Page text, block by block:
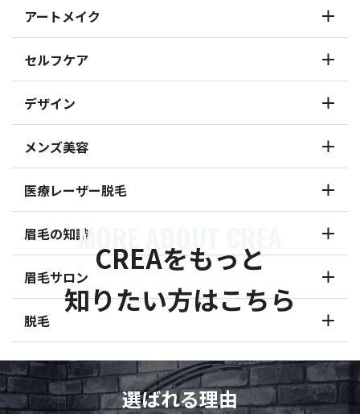
アートメイク
セルフケア
デザイン
メンズ美容
医療レーザー脱毛
眉毛の知識
眉毛サロン
脱毛
MORE ABOUT CREA
CREAをもっと
知りたい方はこちら
選ばれる理由